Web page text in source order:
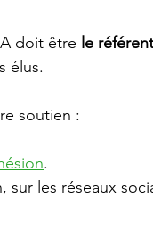
doit être le
élus.
soutien :
.
sur les réseaux